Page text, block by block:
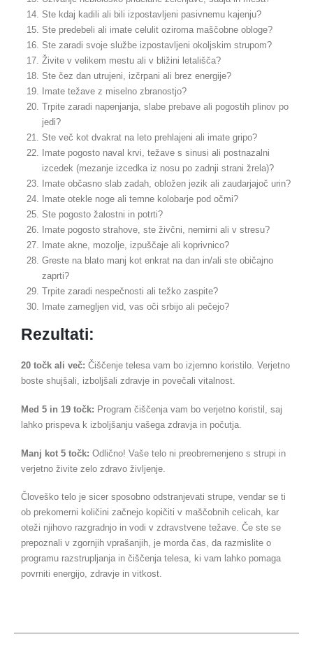
Ste kdaj kadili ali bili izpostavljeni pasivnemu kajenju?
Ste predebeli ali imate celulit oziroma maščobne obloge?
Ste zaradi svoje službe izpostavljeni okoljskim strupom?
Živite v velikem mestu ali v bližini letališča?
Ste čez dan utrujeni, izčrpani ali brez energije?
Imate težave z miselno zbranostjo?
Trpite zaradi napenjanja, slabe prebave ali pogostih plinov po
jedi?
Ste več kot dvakrat na leto prehlajeni ali imate gripo?
Imate pogosto naval krvi, težave s sinusi ali postnazalni
izcedek (mezanje izcedka iz nosu po zadnji strani žrela)?
Imate občasno slab zadah, obložen jezik ali zaudarjajoč urin?
Imate otekle noge ali temne kolobarje pod očmi?
Ste pogosto žalostni in potrti?
Imate pogosto strahove, ste živčni, nemirni ali v stresu?
Imate akne, mozolje, izpuščaje ali koprivnico?
Greste na blato manj kot enkrat na dan in/ali ste običajno
zaprti?
Trpite zaradi nespečnosti ali težko zaspite?
Imate zamegljen vid, vas oči srbijo ali pečejo?
Rezultati:
20 točk ali več: Čiščenje telesa vam bo izjemno koristilo. Verjetno
boste shujšali, izboljšali zdravje in povečali vitalnost.
Med 5 in 19 točk: Program čiščenja vam bo verjetno koristil, saj
lahko prispeva k izboljšanju vašega zdravja in počutja.
Manj kot 5 točk: Odlično! Vaše telo ni preobremenjeno s strupi in
verjetno živite zelo zdravo življenje.
Človeško telo je sicer sposobno odstranjevati strupe, vendar se ti
ob prekomerni količini začnejo kopičiti v maščobnih celicah, kar
oteži njihovo razgradnjo in vodi v zdravstvene težave. Če ste se
prepoznali v zgornjih vprašanjih, je morda čas, da razmislite o
programu razstrupljanja in čiščenja telesa, ki vam lahko pomaga
povrniti energijo, zdravje in vitkost.